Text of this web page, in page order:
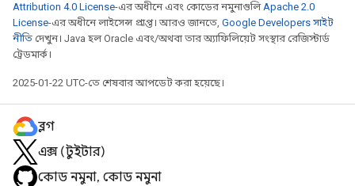
Attribution 4.0 License-এর অধীনে এবং কোডের নমুনাগুলিApache 2.0
License-এর অধীনে লাইসেন্স প্রাপ্ত। আরও জানতে, Google Developers সাইট
নীতি দেখুন। Java হল Oracle এবং/অথবা তার অ্যাফিলিয়েট সংস্থার রেজিস্টার্ড
ট্রেডমার্ক।
2025-01-22 UTC-তে শেষবার আপডেট করা হয়েছে।
ব্লগ
এক্স (টুইটার)
কোড নমুনা, কোড নমুনা